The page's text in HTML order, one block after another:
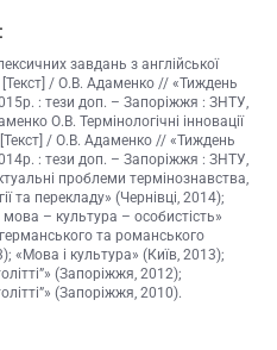
завдань з англійської
[Текст] / О.В. Адаменко // «Тиждень
: тези доп. – Запоріжжя : ЗНТУ,
О.В. Термінологічні інновації
[Текст] / О.В. Адаменко // «Тиждень
: тези доп. – Запоріжжя : ЗНТУ,
проблеми термінознавства,
та перекладу» (Чернівці, 2014);
– культура – особистість»
та романського
«Мова і культура» (Київ, 2013);
(Запоріжжя, 2012);
(Запоріжжя, 2010).